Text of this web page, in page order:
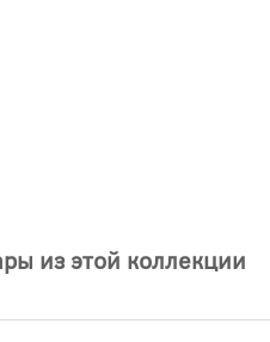
из этой коллекции